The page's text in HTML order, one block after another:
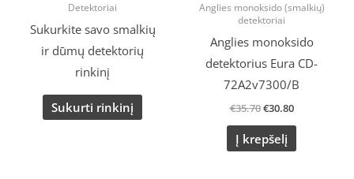
Detektoriai
Sukurkite savo smalkių
ir dūmų detektorių
rinkinį
Sukurti rinkinį
Anglies monoksido (smalkių)
detektoriai
Anglies monoksido
detektorius Eura CD-
72A2v7300/B
€35.70€30.80
Į krepšelį